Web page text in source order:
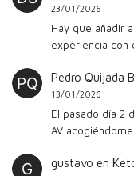
23/01/2026
Hay que añadir
experiencia con
Pedro Quijada
13/01/2026
El pasado día 2
AV
gustavo en